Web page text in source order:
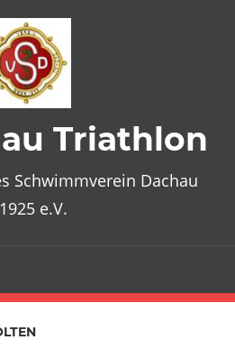
Triathlon
Schwimmverein Dachau
1925 e.V.